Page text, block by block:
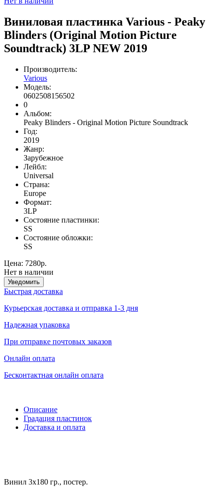
Виниловая пластинка Various - Peaky
Blinders (Original Motion Picture
Soundtrack) 3LP NEW 2019
Производитель:
Various
Модель:
0602508156502
0
Альбом:
Peaky Blinders - Original Motion Picture Soundtrack
Год:
2019
Жанр:
Зарубежное
Лейбл:
Universal
Страна:
Europe
Формат:
3LP
Состояние пластинки:
SS
Состояние обложки:
SS
Цена: 7280р.
Нет в наличии
Уведомить
Быстрая доставка
Курьерская доставка и отправка 1-3 дня
Надежная упаковка
При отправке почтовых заказов
Онлайн оплата
Бесконтактная онлайн оплата
Описание
Градация пластинок
Доставка и оплата
Винил 3х180 гр., постер.